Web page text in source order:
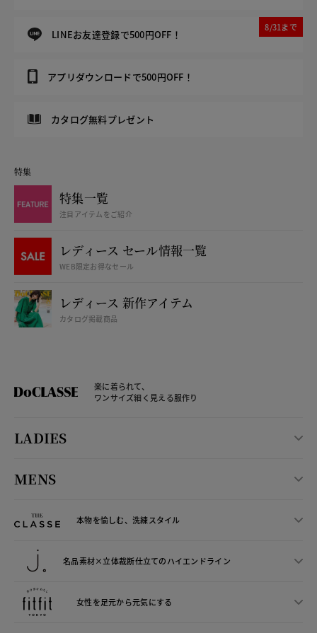
LINEお友達登録で500円OFF！
8/31まで
アプリダウンロードで500円OFF！
カタログ無料プレゼント
特集
特集一覧
注目アイテムをご紹介
レディース セール情報一覧
WEB限定お得なセール
レディース 新作アイテム
カタログ掲載商品
楽に着られて、
ワンサイズ細く見える服作り
LADIES
MENS
本物を愉しむ、洗練スタイル
名品素材×立体裁断仕立てのハイエンドライン
女性を足元から元気にする